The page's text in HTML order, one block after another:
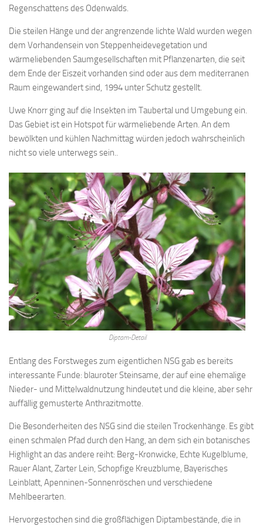
Regenschattens des Odenwalds.
Die steilen Hänge und der angrenzende lichte Wald wurden wegen
dem Vorhandensein von Steppenheidevegetation und
wärmeliebenden Saumgesellschaften mit Pflanzenarten, die seit
dem Ende der Eiszeit vorhanden sind oder aus dem mediterranen
Raum eingewandert sind, 1994 unter Schutz gestellt.
Uwe Knorr ging auf die Insekten im Taubertal und Umgebung ein.
Das Gebiet ist ein Hotspot für wärmeliebende Arten. An dem
bewölkten und kühlen Nachmittag würden jedoch wahrscheinlich
nicht so viele unterwegs sein..
Diptam-Detail
Entlang des Forstweges zum eigentlichen NSG gab es bereits
interessante Funde: blauroter Steinsame, der auf eine ehemalige
Nieder- und Mittelwaldnutzung hindeutet und die kleine, aber sehr
auffällig gemusterte Anthrazitmotte.
Die Besonderheiten des NSG sind die steilen Trockenhänge. Es gibt
einen schmalen Pfad durch den Hang, an dem sich ein botanisches
Highlight an das andere reiht: Berg-Kronwicke, Echte Kugelblume,
Rauer Alant, Zarter Lein, Schopfige Kreuzblume, Bayerisches
Leinblatt, Apenninen-Sonnenröschen und verschiedene
Mehlbeerarten.
Hervorgestochen sind die großflächigen Diptambestände, die in